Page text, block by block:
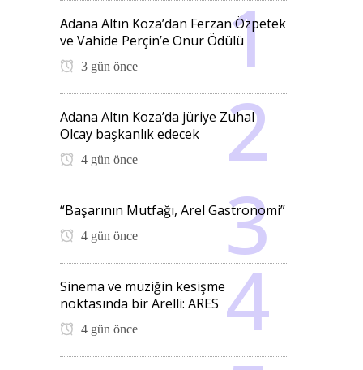
Adana Altın Koza’dan Ferzan Özpetek
ve Vahide Perçin’e Onur Ödülü
3 gün önce
Adana Altın Koza’da jüriye Zuhal
Olcay başkanlık edecek
4 gün önce
“Başarının Mutfağı, Arel Gastronomi”
4 gün önce
Sinema ve müziğin kesişme
noktasında bir Arelli: ARES
4 gün önce